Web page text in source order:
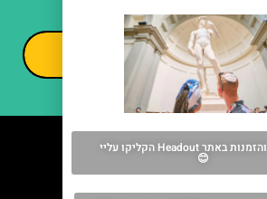
וחומרים פרסומיים
שליחה
מה אסור לפספס
לפרטים והזמנות באתר Headout הקליקו עליי
😊